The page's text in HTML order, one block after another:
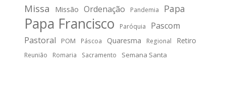
Missa Missão Ordenação Pandemia Papa
Papa Francisco Paróquia
Pascom
Pastoral
POM Páscoa Quaresma Regional Retiro
Reunião Romaria Sacramento Semana Santa